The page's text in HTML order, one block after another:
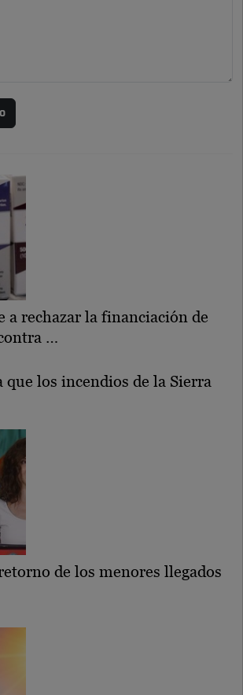
a rechazar la financiación de
…
que los incendios de la Sierra
de los menores llegados